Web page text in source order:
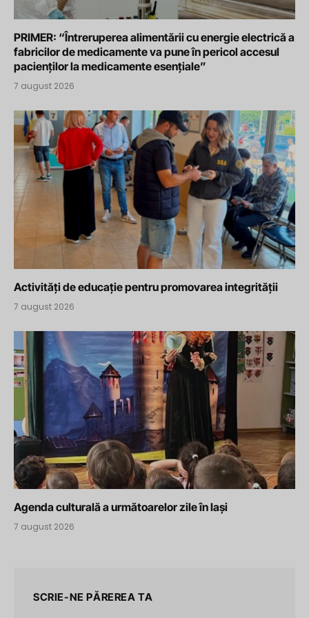
PRIMER: “Întreruperea alimentării cu energie electrică a
fabricilor de medicamente va pune în pericol accesul
pacienților la medicamente esențiale”
7 august 2026
Activități de educație pentru promovarea integrității
7 august 2026
Agenda culturală a următoarelor zile în Iași
7 august 2026
SCRIE-NE PĂREREA TA